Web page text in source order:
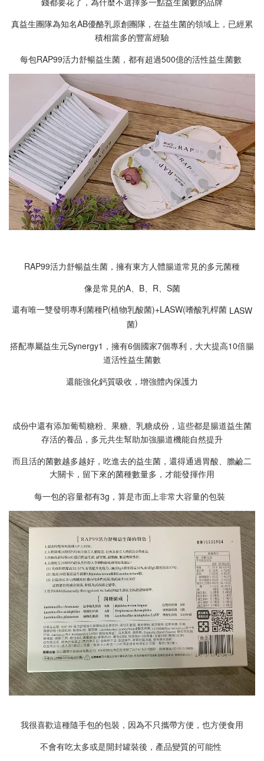
真益生團隊為知名AB優酪乳原創團隊，在益生菌的領域上，已經累
積相當多的豐富經驗
每包RAP99活力舒暢益生菌，都有超過500億的活性益生菌數
RAP99活力舒暢益生菌，擁有東方人體腸道常見的多元菌種
像是常見的A、B、R、S菌
還有唯一雙發明專利菌種P(植物乳酸菌)+LASW(嗜酸乳桿菌 LASW
菌)
搭配專屬益生元Synergy1，擁有6個國家7個專利，大大提高10倍腸
道活性益生菌數
還能強化鈣質吸收， 增強體內保護力
成份中還有添加葡萄糖粉、果糖、乳糖成份，這些都是腸道益生菌
存活的養品，多元共生幫助加強腸道機能自然提升
而且活的菌數越多越好，吃進去的益生菌，還得通過胃酸、膽鹼二
大關卡， 留下來的菌種數量多，才能發揮作用
每一包的容量都有3g，算是市面上非常大容量的包裝
我很喜歡這種隨手包的包裝， 因為不只攜帶方便，也方便食用
不會有吃太多或是開封罐裝後，產品變質的可能性